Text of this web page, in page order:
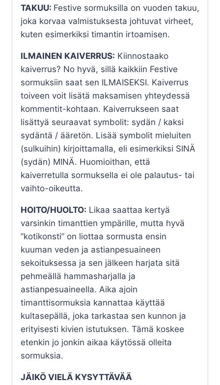
TAKUU: Festive sormuksilla on vuoden takuu,
joka korvaa valmistuksesta johtuvat virheet,
kuten esimerkiksi timantin irtoamisen.
ILMAINEN KAIVERRUS: Kiinnostaako
kaiverrus? No hyvä, sillä kaikkiin Festive
sormuksiin saat sen ILMAISEKSI. Kaiverrus
toiveen voit lisätä maksamisen yhteydessä
kommentit-kohtaan. Kaiverrukseen saat
lisättyä seuraavat symbolit: sydän / kaksi
sydäntä / ääretön. Lisää symbolit mieluiten
(sulkuihin) kirjoittamalla, eli esimerkiksi SINÄ
(sydän) MINÄ. Huomioithan, että
kaiverretulla sormuksella ei ole palautus- tai
vaihto-oikeutta.
HOITO/HUOLTO: Likaa saattaa kertyä
varsinkin timanttien ympärille, mutta hyvä
”kotikonsti” on liottaa sormusta ensin
kuuman veden ja astianpesuaineen
sekoituksessa ja sen jälkeen harjata sitä
pehmeällä hammasharjalla ja
astianpesuaineella. Aika ajoin
timanttisormuksia kannattaa käyttää
kultasepällä, joka tarkastaa sen kunnon ja
erityisesti kivien istutuksen. Tämä koskee
etenkin jo jonkin aikaa käytössä olleita
sormuksia.
JÄIKÖ VIELÄ KYSYTTÄVÄÄ